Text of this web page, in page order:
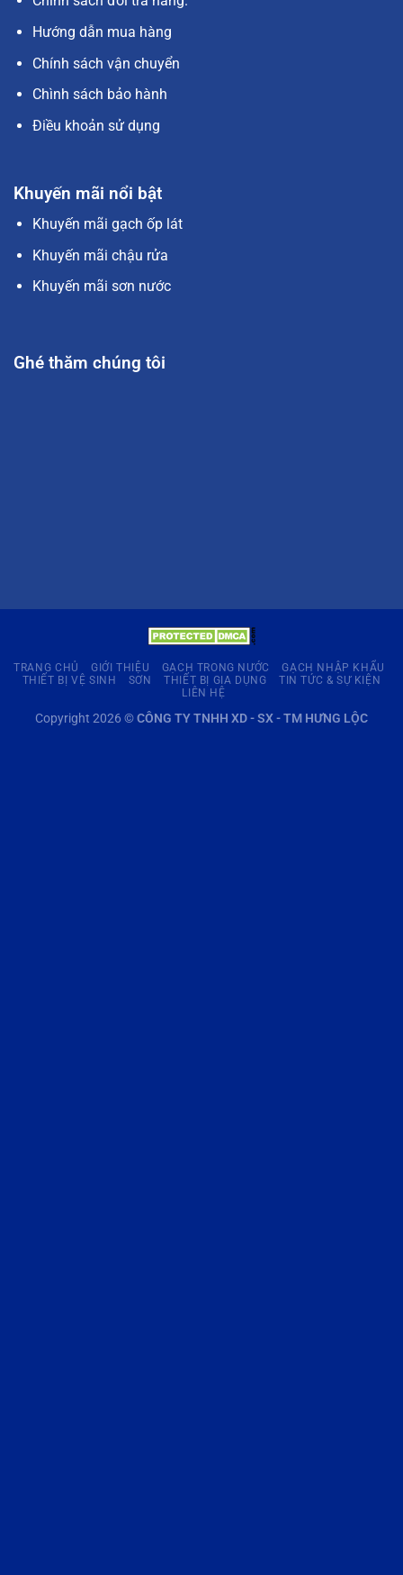
Hướng dẫn mua hàng
Chính sách vận chuyển
Chình sách bảo hành
Điều khoản sử dụng
Khuyến mãi nổi bật
Khuyến mãi gạch ốp lát
Khuyến mãi chậu rửa
Khuyến mãi sơn nước
Ghé thăm chúng tôi
TRANG CHỦ GIỚI THIỆU GẠCH TRONG NƯỚC
GẠCH NHẬP KHẨU
THIẾT BỊ VỆ SINH
SƠN THIẾT BỊ GIA DỤNG
TIN TỨC & SỰ KIỆN
LIÊN HỆ
Copyright 2026 ©CÔNG TY TNHH XD - SX - TM HƯNG LỘC